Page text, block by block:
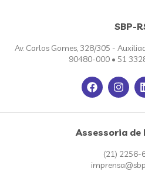
SBP-
Av. Carlos Gomes, 328/305 -
90480-000 • 51
Assessoria de
(21) 2256-